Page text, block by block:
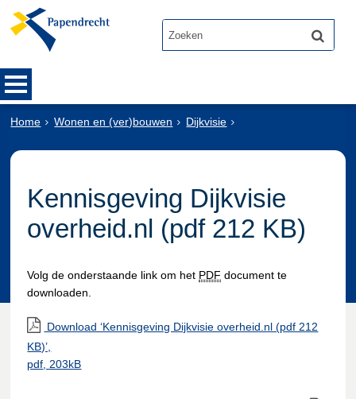
Home Wonen en (ver)bouwen Dijkvisie
Kennisgeving Dijkvisie
overheid.nl (pdf 212 KB)
Volg de onderstaande link om het PDF document te
downloaden.
Download ‘Kennisgeving Dijkvisie overheid.nl (pdf 212
KB)’,
pdf , 203kB